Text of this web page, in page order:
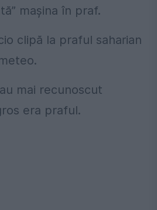
mașina în praf.
clipă la praful saharian
mai recunoscut
era praful.